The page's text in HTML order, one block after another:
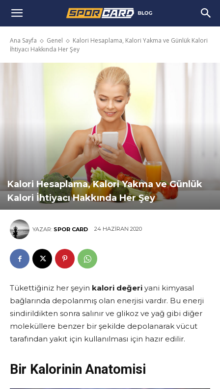
Ana Sayfa Genel
Kalori Hesaplama, Kalori Yakma ve Günlük Kalori
İhtiyacı Hakkında Her Şey
Kalori Hesaplama, Kalori Yakma ve Günlük
Kalori İhtiyacı Hakkında Her Şey
YAZAR: SPOR CARD 24 HAZIRAN 2020
Tükettiğiniz her şeyin kalori değeri yani kimyasal
bağlarında depolanmış olan enerjisi vardır. Bu enerji
sindirildikten sonra salınır ve glikoz ve yağ gibi diğer
moleküllere benzer bir şekilde depolanarak vücut
tarafından yakıt için kullanılması için hazır edilir.
Bir Kalorinin Anatomisi